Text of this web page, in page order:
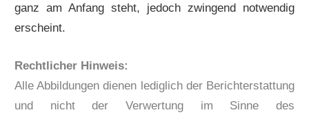
ganz am Anfang steht, jedoch zwingend notwendig
erscheint.
Rechtlicher Hinweis:
Alle Abbildungen dienen lediglich der Berichterstattung
und nicht der Verwertung im Sinne des